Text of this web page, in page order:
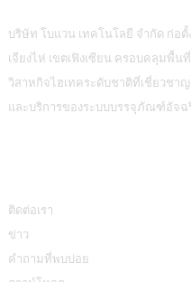
บริษัท โบแวน เทคโนโลยี จำกัด ก่อ
เจียงไห่ เขตเฟิงเซียน ครอบคลุมพื้น
วิสาหกิจไฮเทคระดับชาติที่เชี่ยวชา
และบริการของระบบบรรจุภัณฑ์อัจ
ติดต่อเรา
ข่าว
คำถามที่พบบ่อย